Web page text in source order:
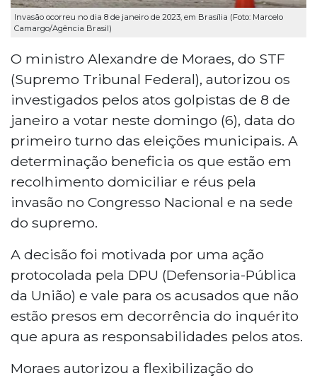
Invasão ocorreu no dia 8 de janeiro de 2023, em Brasília (Foto: Marcelo
Camargo/Agência Brasil)
O ministro Alexandre de Moraes, do STF
(Supremo Tribunal Federal), autorizou os
investigados pelos atos golpistas de 8 de
janeiro a votar neste domingo (6), data do
primeiro turno das eleições municipais. A
determinação beneficia os que estão em
recolhimento domiciliar e réus pela
invasão no Congresso Nacional e na sede
do supremo.
A decisão foi motivada por uma ação
protocolada pela DPU (Defensoria-Pública
da União) e vale para os acusados que não
estão presos em decorrência do inquérito
que apura as responsabilidades pelos atos.
Moraes autorizou a flexibilização do